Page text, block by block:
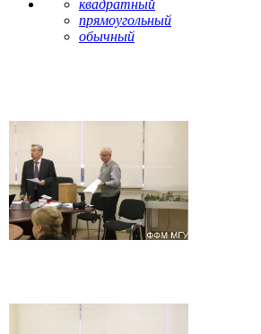
квадратный
прямоугольный
обычный